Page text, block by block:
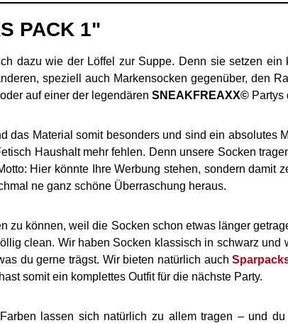
PACK 1"
dazu wie der Löffel zur Suppe. Denn sie setzen
speziell auch Markensocken gegenüber, den
auf einer der legendären SNEAKFREAXX© Partys
das Material somit besonders und sind ein absolutes
Haushalt mehr fehlen. Denn unsere Socken
Hier könnte Ihre Werbung stehen, sondern
ne ganz schöne Überraschung heraus.
zu können, weil die Socken schon etwas länger
clean. Wir haben Socken klassisch in schwarz
du gerne trägst. Wir bieten natürlich auch
somit ein komplettes Outfit für die nächste Party.
lassen sich natürlich zu allem tragen – und